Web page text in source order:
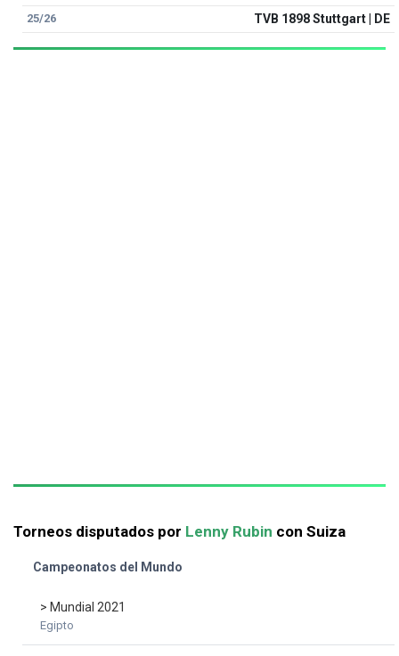
25/26 TVB 1898 Stuttgart | DE
Torneos disputados por Lenny Rubin con Suiza
Campeonatos del Mundo
> Mundial 2021
Egipto